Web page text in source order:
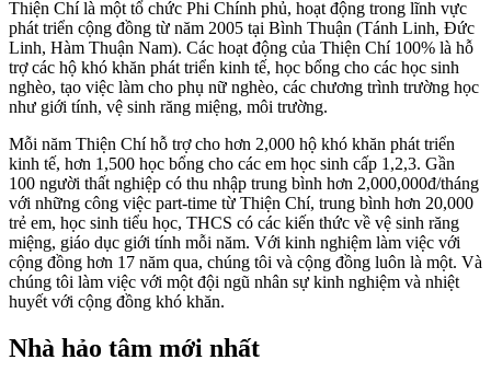
Thiện Chí là một tổ chức Phi Chính phủ, hoạt động trong lĩnh vực
phát triển cộng đồng từ năm 2005 tại Bình Thuận (Tánh Linh, Đức
Linh, Hàm Thuận Nam). Các hoạt động của Thiện Chí 100% là hỗ
trợ các hộ khó khăn phát triển kinh tế, học bổng cho các học sinh
nghèo, tạo việc làm cho phụ nữ nghèo, các chương trình trường học
như giới tính, vệ sinh răng miệng, môi trường.
Mỗi năm Thiện Chí hỗ trợ cho hơn 2,000 hộ khó khăn phát triển
kinh tế, hơn 1,500 học bổng cho các em học sinh cấp 1,2,3. Gần
100 người thất nghiệp có thu nhập trung bình hơn 2,000,000đ/tháng
với những công việc part-time từ Thiện Chí, trung bình hơn 20,000
trẻ em, học sinh tiểu học, THCS có các kiến thức về vệ sinh răng
miệng, giáo dục giới tính mỗi năm. Với kinh nghiệm làm việc với
cộng đồng hơn 17 năm qua, chúng tôi và cộng đồng luôn là một. Và
chúng tôi làm việc với một đội ngũ nhân sự kinh nghiệm và nhiệt
huyết với cộng đồng khó khăn.
Nhà hảo tâm mới nhất